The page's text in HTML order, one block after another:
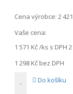
Cena výrobce: 2
Vaše cena:
1 571 Kč/ks s DPH
1 298 Kč bez DPH
- Do košíku